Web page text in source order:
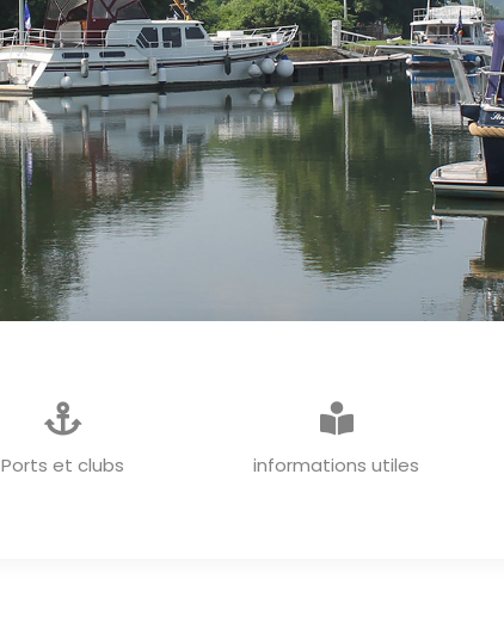
INFORMATIONS GENERALES
Ports et clubs informations utiles